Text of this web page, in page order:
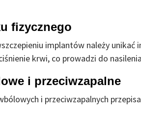
fizycznego
implantów należy unikać
krwi, co prowadzi do
i przeciwzapalne
i przeciwzapalnych